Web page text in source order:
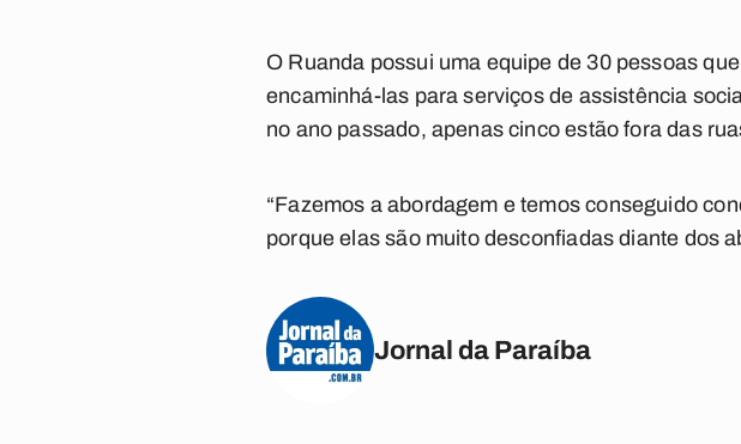
O Ruanda possui uma equipe de 30 pessoas
encaminhá-las para serviços de assistência
no ano passado, apenas cinco estão fora das
“Fazemos a abordagem e temos conseguido
porque elas são muito desconfiadas diante dos
Jornal da Paraíba